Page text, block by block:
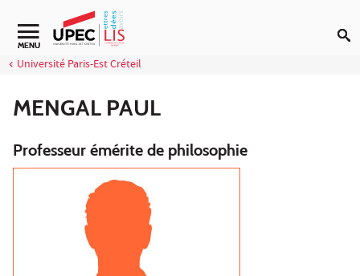
Aller au contenu
Navigation secondaire
MENU
Université Paris-Est Créteil
MENGAL PAUL
Professeur émérite de philosophie